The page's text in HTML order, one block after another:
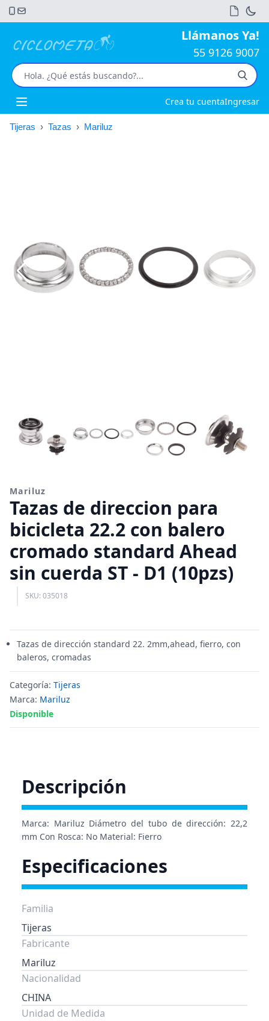
Llámanos Ya!
55 9126 9007
Open main menu Crea tu cuentaIngresar
Tijeras › Tazas › Mariluz
Mariluz
Tazas de direccion para
bicicleta 22.2 con balero
cromado standard Ahead
sin cuerda ST - D1 (10pzs)
SKU: 035018
Tazas de dirección standard 22. 2mm,ahead, fierro, con
baleros, cromadas
Categoría: Tijeras
Marca: Mariluz
Disponible
Descripción
Marca: Mariluz Diámetro del tubo de dirección: 22,2
mm Con Rosca: No Material: Fierro
Especificaciones
Familia
Tijeras
Fabricante
Mariluz
Nacionalidad
CHINA
Unidad de Medida